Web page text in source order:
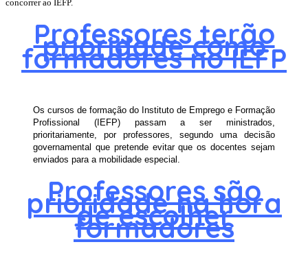
concorrer ao IEFP.
Professores terão
prioridade como
formadores no IEFP
Os cursos de formação do Instituto de Emprego e Formação
Profissional (IEFP) passam a ser ministrados,
prioritariamente, por professores, segundo uma decisão
governamental que pretende evitar que os docentes sejam
enviados para a mobilidade especial.
Professores são
prioridade na hora
de escolher
formadores